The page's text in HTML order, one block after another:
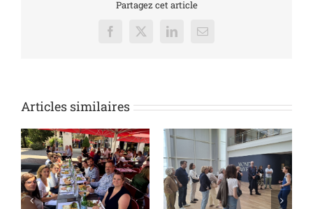
Partagez cet article
Facebook
X LinkedInEmail
Articles similaires